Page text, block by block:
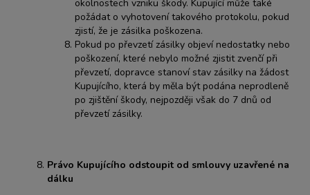
okolnostech vzniku škody. Kupující může také
požádat o vyhotovení takového protokolu, pokud
zjistí, že je zásilka poškozena.
Pokud po převzetí zásilky objeví nedostatky nebo
poškození, které nebylo možné zjistit zvenčí při
převzetí, dopravce stanoví stav zásilky na žádost
Kupujícího, která by měla být podána neprodleně
po zjištění škody, nejpozději však do 7 dnů od
převzetí zásilky.
Právo Kupujícího odstoupit od smlouvy uzavřené na
dálku